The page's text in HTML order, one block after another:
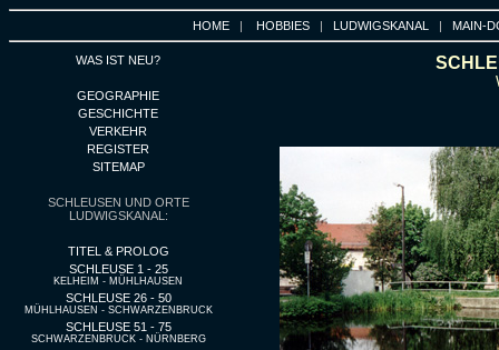
HOME | HOBBIES | LUDWIGSKANAL | MAIN-
WAS IST NEU?
GEOGRAPHIE
GESCHICHTE
VERKEHR
REGISTER
SITEMAP
SCHLEUSEN UND ORTE
LUDWIGSKANAL:
TITEL & PROLOG
SCHLEUSE 1 - 25
KELHEIM - MÜHLHAUSEN
SCHLEUSE 26 - 50
MÜHLHAUSEN - SCHWARZENBRUCK
SCHLEUSE 51 - 75
SCHWARZENBRUCK - NÜRNBERG